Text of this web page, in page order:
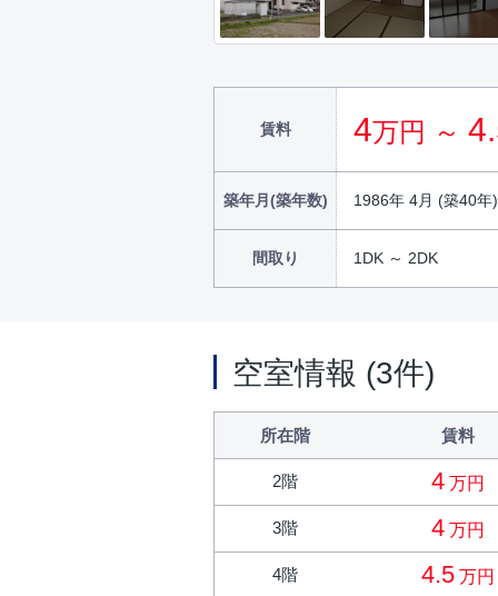
賃料 4万円 ～
築年月(築年数) 1986年 4月 (築40年)
間取り 1DK ～ 2DK
空室情報 (3件)
所在階 賃料
2階 4 万円
3階 4 万円
4階 4.5 万円